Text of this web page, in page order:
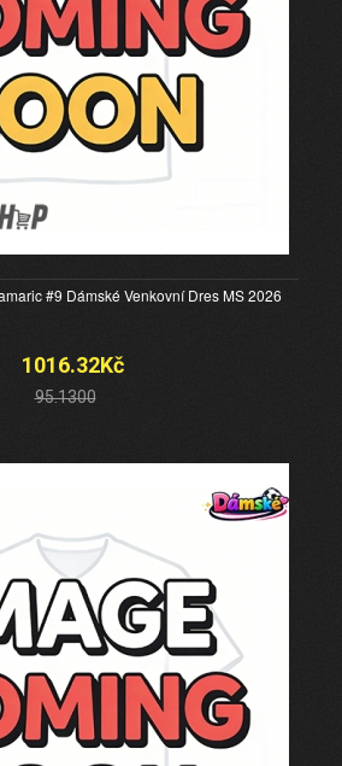
#9 Dámské Venkovní Dres MS 2026
1016.32Kč
95.1300